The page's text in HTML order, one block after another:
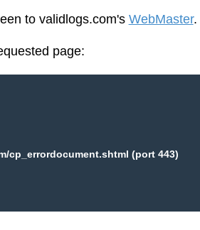
to validlogs.com's WebMaster.
page:
cp_errordocument.shtml (port 443)